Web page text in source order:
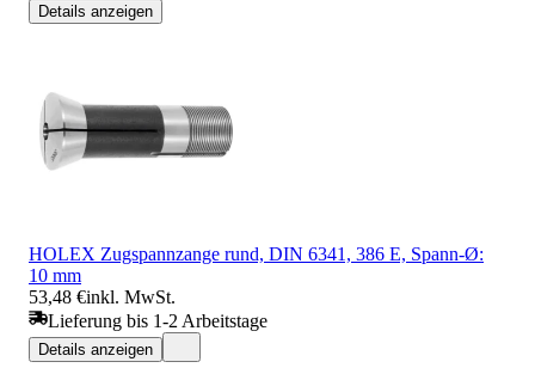
Details anzeigen
HOLEX Zugspannzange rund, DIN 6341, 386 E, Spann-Ø:
10 mm
53,48 €inkl. MwSt.
Lieferung bis 1-2 Arbeitstage
Details anzeigen